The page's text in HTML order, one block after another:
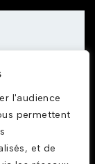
l'audience
permettent
et de